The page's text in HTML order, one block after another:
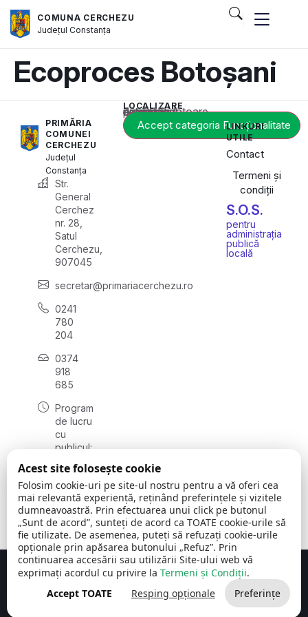
COMUNA CERCHEZU
JudețulConstanța
Ecoproces Botoșani
PRIMĂRIA
COMUNEI
CERCHEZU
Județul
Constanța
Str.
General
Cerchez
nr. 28,
Satul
Cerchezu,
907045
secretar@primariacerchezu.ro
0241
780
204
0374
918
685
Program
de lucru
cu
publicul:
08:00 -
16:30
, vineri:
08:00 -
14:00
LOCALIZARE
Acest conținut este blocat până când acceptați categoria corespunzătoare de cookie-uri.
Accept categoria Funcționalitate
LINKURI
UTILE
Contact
Termeni și
condiții
S.O.S.
pentru
administrația
publică
locală
Comuna Cerchezu © 2026Toate drepturile rezervate
Concept realizat de Big Media Relații Publice SRL
Acest site folosește cookie
Folosim cookie-uri pe site-ul nostru pentru a vă oferi cea
mai relevantă experiență, reținând preferințele și vizitele
dumneavoastră. Prin efectuarea unui click pe butonul
„Sunt de acord”, sunteți de acord ca TOATE cookie-urile să
fie utilizate. De asemenea, puteți să refuzați cookie-urile
opționale prin apăsarea butonului „Refuz”. Prin
continuarea accesării sau utilizării Site-ului web vă
exprimați acordul cu privire la Termeni și Condiții.
Accept TOATE
Resping opționale Preferințe